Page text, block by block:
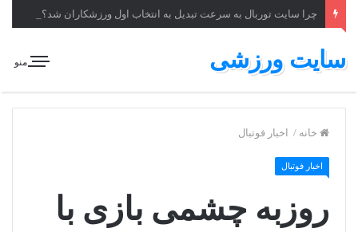
چرا سایت توربال به ‌سرعت تبدیل به انتخاب اول ورزشکاران شد؟
منو سایت ورزشی
خانه / اخبار فوتبال
اخبار فوتبال
روزبه چشمی بازی با